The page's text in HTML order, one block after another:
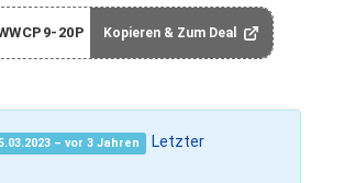
20P Kopieren & Zum Deal
– vor 3 Jahren
Letzter